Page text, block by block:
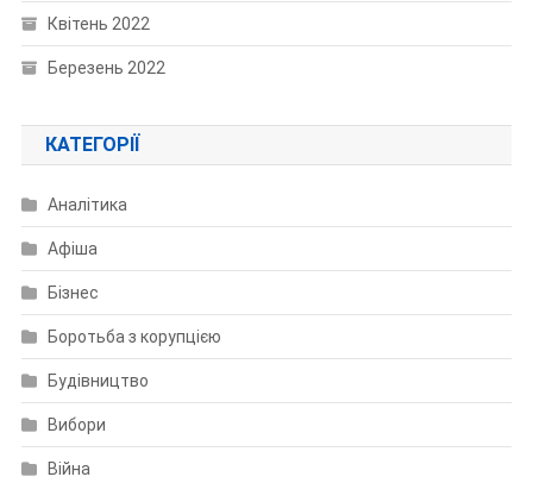
Квітень 2022
Березень 2022
КАТЕГОРІЇ
Аналітика
Афіша
Бізнес
Боротьба з корупцією
Будівництво
Вибори
Війна